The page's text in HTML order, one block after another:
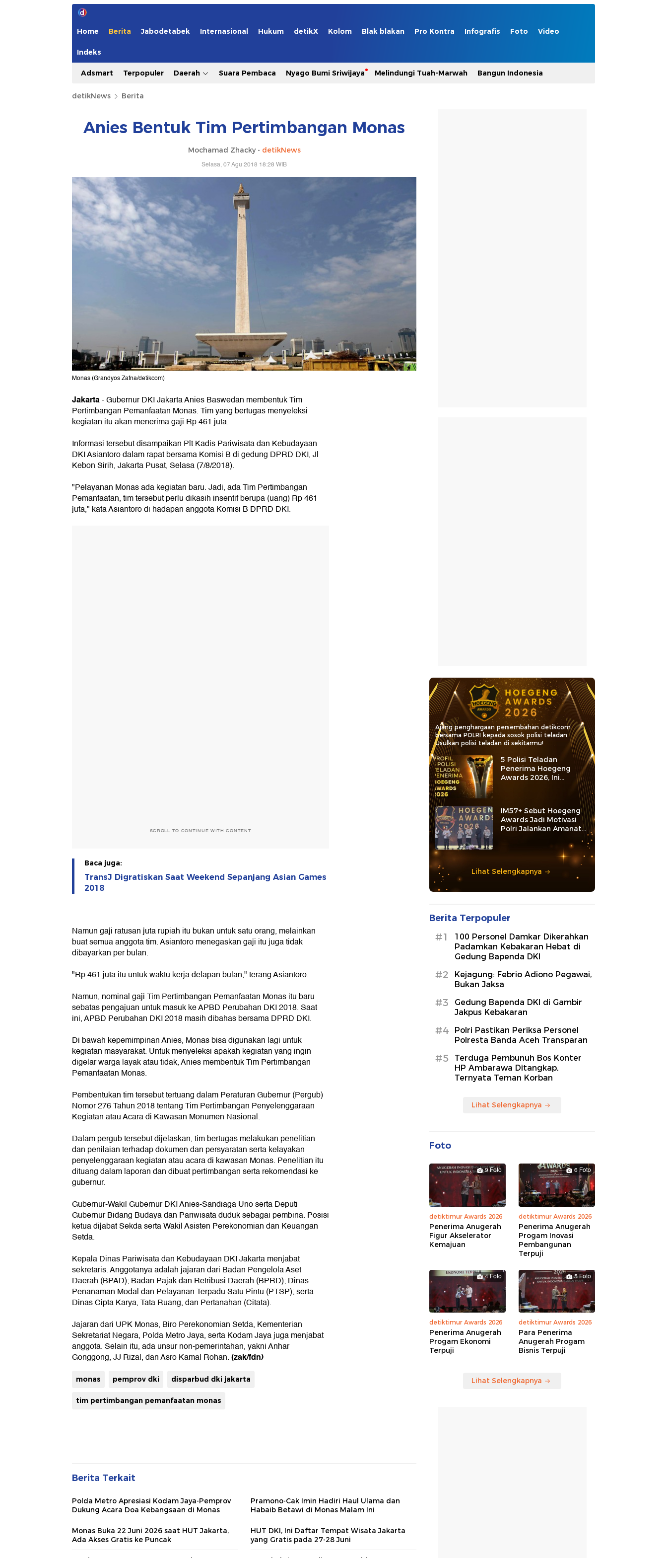
Home Berita Jabodetabek Internasional Hukum detikX Kolom Blak blakan Pro Kontra Infografis Foto Video
Indeks
Adsmart Terpopuler Daerah Suara Pembaca Nyago Bumi Sriwijaya Melindungi Tuah-Marwah Bangun Indonesia
detikNews Berita
Anies Bentuk Tim Pertimbangan Monas
Mochamad Zhacky - detikNews
Selasa, 07 Agu 2018 18:28 WIB
Monas (Grandyos Zafna/detikcom)
Jakarta-Gubernur DKI Jakarta Anies Baswedan membentuk Tim
Pertimbangan Pemanfaatan Monas. Tim yang bertugas menyeleksi
kegiatan itu akan menerima gaji Rp 461 juta.
Informasi tersebut disampaikan Plt Kadis Pariwisata dan Kebudayaan
DKI Asiantoro dalam rapat bersama Komisi B di gedung DPRD DKI, Jl
Kebon Sirih, Jakarta Pusat, Selasa (7/8/2018).
"Pelayanan Monas ada kegiatan baru. Jadi, ada Tim Pertimbangan
Pemanfaatan, tim tersebut perlu dikasih insentif berupa (uang) Rp 461
juta," kata Asiantoro di hadapan anggota Komisi B DPRD DKI.
SCROLL TO CONTINUE WITH CONTENT
Baca juga:
TransJ Digratiskan Saat Weekend Sepanjang Asian Games
2018
Namun gaji ratusan juta rupiah itu bukan untuk satu orang, melainkan
buat semua anggota tim. Asiantoro menegaskan gaji itu juga tidak
dibayarkan per bulan.
"Rp 461 juta itu untuk waktu kerja delapan bulan," terang Asiantoro.
Namun, nominal gaji Tim Pertimbangan Pemanfaatan Monas itu baru
sebatas pengajuan untuk masuk ke APBD Perubahan DKI 2018. Saat
ini, APBD Perubahan DKI 2018 masih dibahas bersama DPRD DKI.
Di bawah kepemimpinan Anies, Monas bisa digunakan lagi untuk
kegiatan masyarakat. Untuk menyeleksi apakah kegiatan yang ingin
digelar warga layak atau tidak, Anies membentuk Tim Pertimbangan
Pemanfaatan Monas.
Pembentukan tim tersebut tertuang dalam Peraturan Gubernur (Pergub)
Nomor 276 Tahun 2018 tentang Tim Pertimbangan Penyelenggaraan
Kegiatan atau Acara di Kawasan Monumen Nasional.
Dalam pergub tersebut dijelaskan, tim bertugas melakukan penelitian
dan penilaian terhadap dokumen dan persyaratan serta kelayakan
penyelenggaraan kegiatan atau acara di kawasan Monas. Penelitian itu
dituang dalam laporan dan dibuat pertimbangan serta rekomendasi ke
gubernur.
Gubernur-Wakil Gubernur DKI Anies-Sandiaga Uno serta Deputi
Gubernur Bidang Budaya dan Pariwisata duduk sebagai pembina. Posisi
ketua dijabat Sekda serta Wakil Asisten Perekonomian dan Keuangan
Setda.
Kepala Dinas Pariwisata dan Kebudayaan DKI Jakarta menjabat
sekretaris. Anggotanya adalah jajaran dari Badan Pengelola Aset
Daerah (BPAD); Badan Pajak dan Retribusi Daerah (BPRD); Dinas
Penanaman Modal dan Pelayanan Terpadu Satu Pintu (PTSP); serta
Dinas Cipta Karya, Tata Ruang, dan Pertanahan (Citata).
Jajaran dari UPK Monas, Biro Perekonomian Setda, Kementerian
Sekretariat Negara, Polda Metro Jaya, serta Kodam Jaya juga menjabat
anggota. Selain itu, ada unsur non-pemerintahan, yakni Anhar
Gonggong, JJ Rizal, dan Asro Kamal Rohan.(zak/fdn)
monas pemprov dki disparbud dki jakarta
tim pertimbangan pemanfaatan monas
Berita Terkait
Polda Metro Apresiasi Kodam Jaya-Pemprov
Dukung Acara Doa Kebangsaan di Monas
Pramono-Cak Imin Hadiri Haul Ulama dan
Habaib Betawi di Monas Malam Ini
Monas Buka 22 Juni 2026 saat HUT Jakarta,
Ada Akses Gratis ke Puncak
HUT DKI, Ini Daftar Tempat Wisata Jakarta
yang Gratis pada 27-28 Juni
Ajang penghargaan persembahan detikcom
bersama POLRI kepada sosok polisi teladan.
Usulkan polisi teladan di sekitarmu!
5 Polisi Teladan
Penerima Hoegeng
Awards 2026, Ini
Kategori dan Kiprahnya
IM57+ Sebut Hoegeng
Awards Jadi Motivasi
Polri Jalankan Amanat
Lihat Selengkapnya
Berita Terpopuler
#1
100 Personel Damkar Dikerahkan
Padamkan Kebakaran Hebat di
Gedung Bapenda DKI
#2
Kejagung: Febrio Adiono Pegawai,
Bukan Jaksa
#3
Gedung Bapenda DKI di Gambir
Jakpus Kebakaran
#4
Polri Pastikan Periksa Personel
Polresta Banda Aceh Transparan
#5
Terduga Pembunuh Bos Konter
HP Ambarawa Ditangkap,
Ternyata Teman Korban
Lihat Selengkapnya
Foto
9 Foto
detiktimur Awards 2026
Penerima Anugerah
Figur Akselerator
Kemajuan
6 Foto
detiktimur Awards 2026
Penerima Anugerah
Progam Inovasi
Pembangunan
Terpuji
4 Foto
detiktimur Awards 2026
Penerima Anugerah
Progam Ekonomi
Terpuji
5 Foto
detiktimur Awards 2026
Para Penerima
Anugerah Progam
Bisnis Terpuji
Lihat Selengkapnya